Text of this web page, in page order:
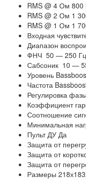
RMS @ 4 Ом 800
RMS @ 2 Ом 1
RMS @ 1 Ом 1
Входная
Диапазон
ФНЧ 50 — 250 Гц
Сабсоник 10 —
Уровень
Частота
Регулировка
Коэффициент
Соотношение
Минимальная
Пульт ДУ Да
Защита от
Защита от
Защита от
Размеры